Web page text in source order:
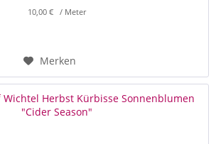
10,00 € / Meter
Merken